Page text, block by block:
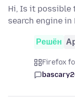
Hi, Is it possible
search engine in
Решён
Firefox